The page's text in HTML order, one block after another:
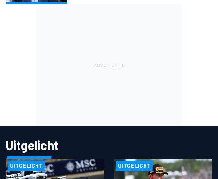
Uitgelicht
UITGELICHT UITGELICHT